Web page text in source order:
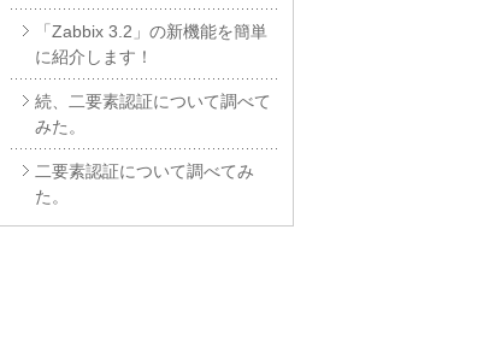
「Zabbix 3.2」の新機能を簡単
に紹介します！
続、二要素認証について調べて
みた。
二要素認証について調べてみ
た。